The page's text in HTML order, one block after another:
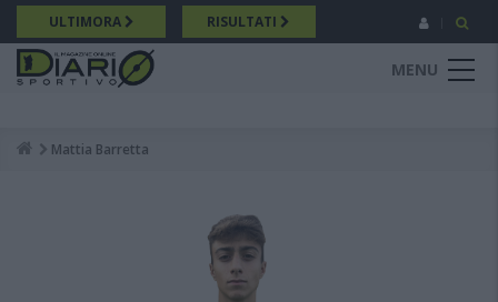
Salta
al
contenuto
principale
ULTIMORA RISULTATI
MENU
Breadcrumb
Mattia Barretta